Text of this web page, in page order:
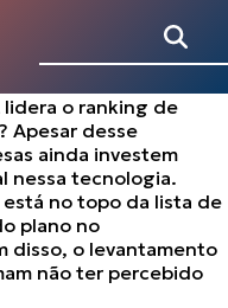
promessa
para 2026. Segundo
por Amcham Brasil em
lidera o ranking de
Apesar desse
ainda investem
nessa tecnologia.
no topo da lista de
plano no
disso, o levantamento
não ter percebido